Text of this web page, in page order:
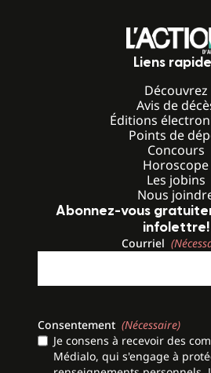
Liens
Découvrez
Avis de
Éditions
Points de
Concours
Horoscope
Les jobins
Nous
Abonnez-vous
infolettre!
Courriel
Consentement (Nécessaire)
Je consens à recevoir des
Médialo, qui s'engage à